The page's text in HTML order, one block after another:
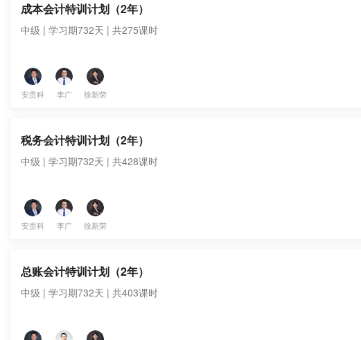
成本会计特训计划（2年）
中级 | 学习期732天 | 共275课时
安贵科 李广 徐新荣
税务会计特训计划（2年）
中级 | 学习期732天 | 共428课时
安贵科 李广 徐新荣
总账会计特训计划（2年）
中级 | 学习期732天 | 共403课时